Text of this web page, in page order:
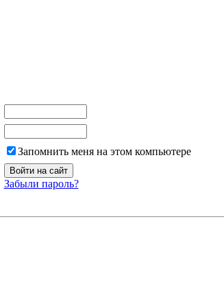
Запомнить меня на этом компьютере
Забыли пароль?